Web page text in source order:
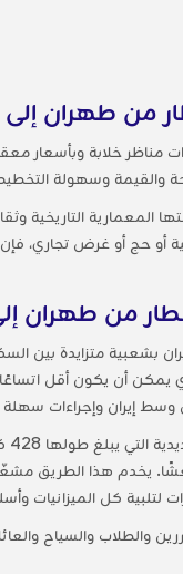
من طهران
مناظر خلابة وبأسعار
والقيمة وسهولة
التاريخية
أو حج أو غرض
من طهران
بشعبية متزايدة بين
يمكن أن يكون أقل
وسط إيران وإجراءات
يخدم هذا الطريق
لتلبية كل الميزانيات
والطلاب والسياح